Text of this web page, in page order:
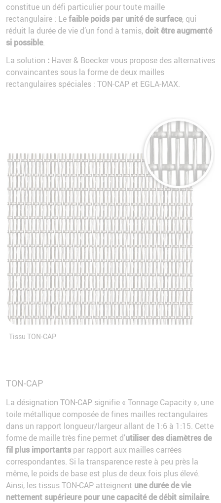
constitue un défi particulier pour toute maille
rectangulaire : Lefaible poids par unité de surface, qui
réduit la durée de vie d’un fond à tamis,doit être augmenté
si possible.
La solution : Haver & Boecker vous propose des alternatives
convaincantes sous la forme de deux mailles
rectangulaires spéciales : TON-CAP et EGLA-MAX.
Tissu TON-CAP
TON-CAP
La désignation TON-CAP signifie « Tonnage Capacity », une
toile métallique composée de fines mailles rectangulaires
dans un rapport longueur/largeur allant de 1:6 à 1:15. Cette
forme de maille très fine permet d’utiliser des diamètres de
fil plus importants par rapport aux mailles carrées
correspondantes. Si la transparence reste à peu près la
même, le poids de base est plus de deux fois plus élevé.
Ainsi, les tissus TON-CAP atteignent une durée de vie
nettement supérieure pour une capacité de débit similaire.